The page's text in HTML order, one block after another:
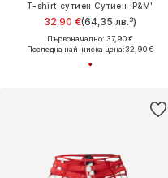
T-shirt сутиен Сутиен 'P&M'
32,90 €(64,35 лв.³)
Първоначално: 37,90 €
Последна най-ниска цена:32,90 €